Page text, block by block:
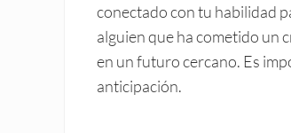
conectado con tu habilidad
alguien que ha cometido un
en un futuro cercano. Es
anticipación.